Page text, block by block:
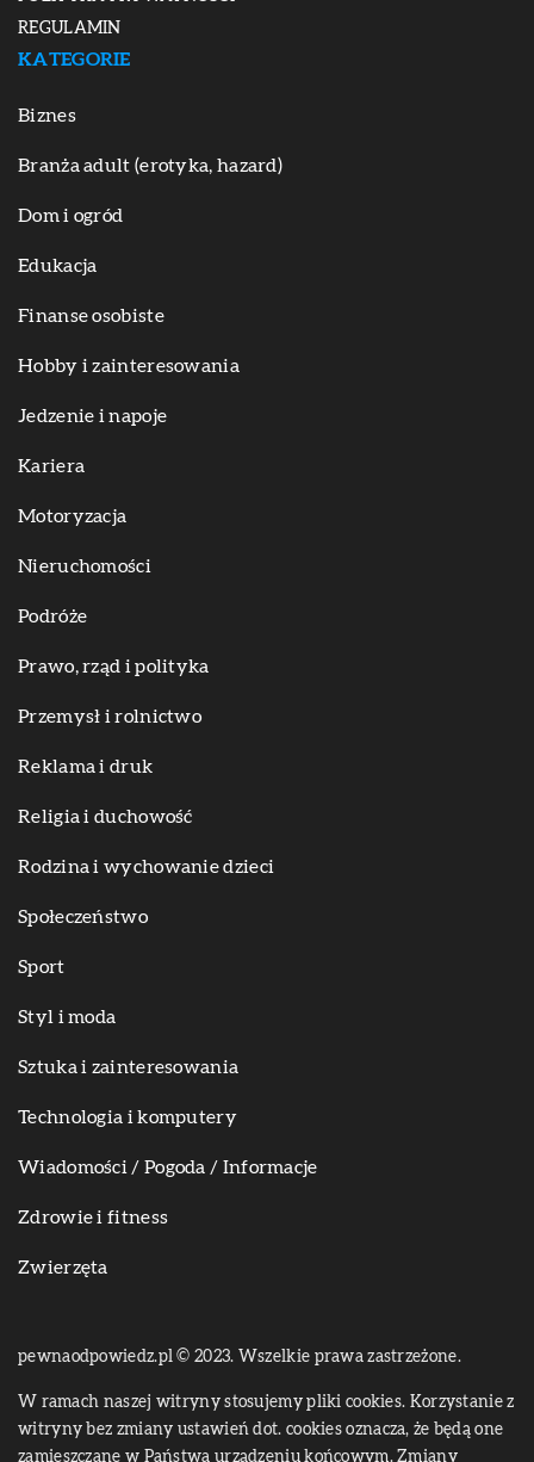
REGULAMIN
KATEGORIE
Biznes
Branża adult (erotyka, hazard)
Dom i ogród
Edukacja
Finanse osobiste
Hobby i zainteresowania
Jedzenie i napoje
Kariera
Motoryzacja
Nieruchomości
Podróże
Prawo, rząd i polityka
Przemysł i rolnictwo
Reklama i druk
Religia i duchowość
Rodzina i wychowanie dzieci
Społeczeństwo
Sport
Styl i moda
Sztuka i zainteresowania
Technologia i komputery
Wiadomości / Pogoda / Informacje
Zdrowie i fitness
Zwierzęta
pewnaodpowiedz.pl © 2023. Wszelkie prawa zastrzeżone.
W ramach naszej witryny stosujemy pliki cookies. Korzystanie z
witryny bez zmiany ustawień dot. cookies oznacza, że będą one
zamieszczane w Państwa urządzeniu końcowym. Zmiany